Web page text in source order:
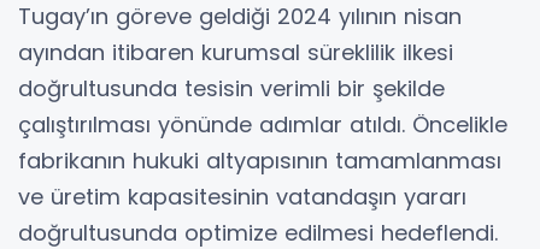
Tugay’ın göreve geldiği 2024 yılının nisan
ayından itibaren kurumsal süreklilik ilkesi
doğrultusunda tesisin verimli bir şekilde
çalıştırılması yönünde adımlar atıldı. Öncelikle
fabrikanın hukuki altyapısının tamamlanması
ve üretim kapasitesinin vatandaşın yararı
doğrultusunda optimize edilmesi hedeflendi.